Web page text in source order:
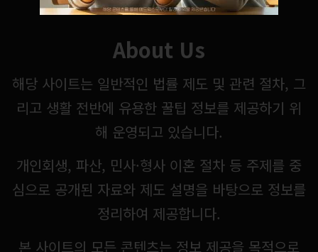
About Us
해당 사이트는 일반적인 법률 제도 및 관련 절차, 그
리고 생활 전반에 유용한 꿀팁 정보를 제공하기 위
해 운영되고 있습니다.
개인회생, 파산, 민사·형사 이혼 절차 등 주제를 중
심으로 공개된 자료와 제도 설명을 바탕으로 정보를
정리하여 제공합니다.
본 사이트의 모든 콘텐츠는 정보 제공을 목적으로